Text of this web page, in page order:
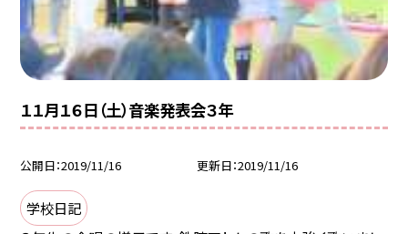
１１月１６日（土）音楽発表会３年
公開日 2019/11/16 更新日 2019/11/16
学校日記